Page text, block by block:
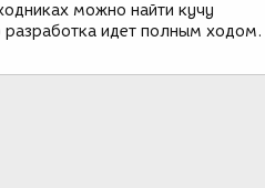
можно найти кучу
идет полным ходом.